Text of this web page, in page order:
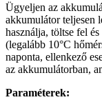
Ügyeljen az
akkumulátor teljesen
használja, töltse fel
(legalább 10°C
naponta, ellenkező
az akkumulátorban,
Paraméterek: